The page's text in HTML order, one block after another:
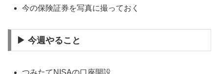
今の保険証券を写真に撮っておく
▶ 今週やること
つみたてNISAの口座開設